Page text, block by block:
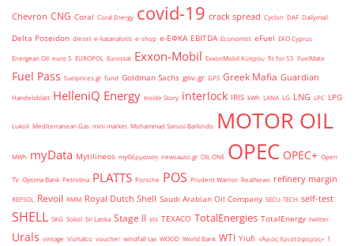
Chevron CNG Coral Coral Energy covid-19 crack spread Cyclon DAF Dailymail
Delta Poseidon diesel e-katanalotis e-shop e-ΕΦΚΑ EBITDA Economist eFuel EKO Cyprus
Energean Oil euro 5 EUROPOL Eurostat Exxon-Mobil ExxonMobil Κύπρου fit for 55 FuelMate
Fuel Pass fuelprices.gr fund Goldman Sachs gov.gr GPS Greek Mafia Guardian
Handelsblatt HelleniQ Energy Inside Story interlock IRIS kWh LANA LG LNG LPC LPG
Lukoil Mediterranean Gas mini market Mohammad Sanusi Barkindo MOTOR OIL
MWh myData Mytilineos myΘέρμανση newsauto.gr OIL ONE OPEC OPEC+ Open
TV Optima Bank Petrolina PLATTS Porsche POS Prudent Warrior RealNews refinery margin
REPSOL Revoil RMM Royal Dutch Shell Saudi Arabian Oil Company SECU-TECH self-test
SHELL SKG Sokol Sri Lanka Stage II sts TEXACO TotalEnergies TotalEnergy twitter
Urals vintage Viohalco voucher windfall tax WOOD World Bank WTI Yiufi «Άγιος Χριστόφορος» ΄1